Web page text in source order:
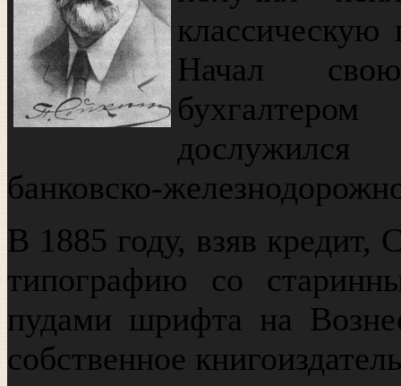
Начал
банковско-
В 1885 году, взяв
типографию со
пудами шрифта на
собственное